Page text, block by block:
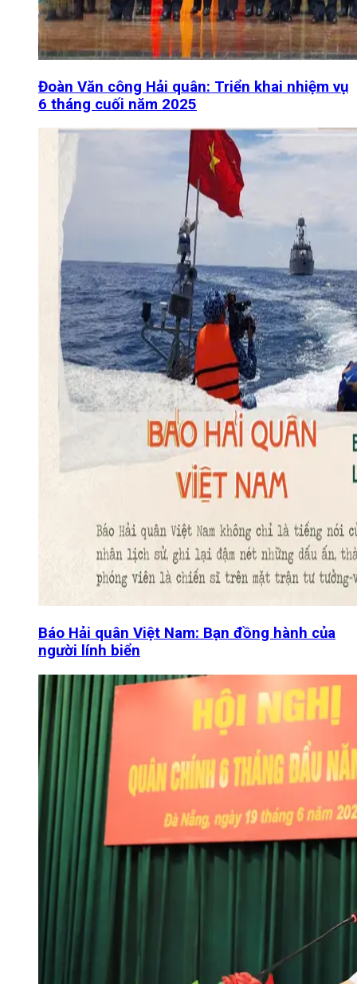
Đoàn Văn công Hải quân: Triển khai nhiệm vụ
6 tháng cuối năm 2025
Báo Hải quân Việt Nam: Bạn đồng hành của
người lính biển